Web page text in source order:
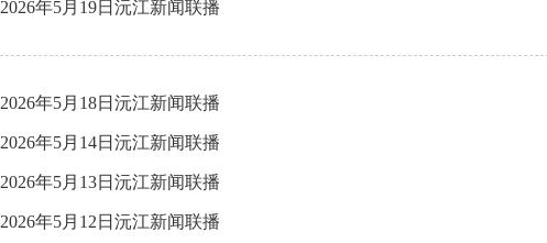
2026年5月19日沅江新闻联播
2026年5月18日沅江新闻联播
2026年5月14日沅江新闻联播
2026年5月13日沅江新闻联播
2026年5月12日沅江新闻联播